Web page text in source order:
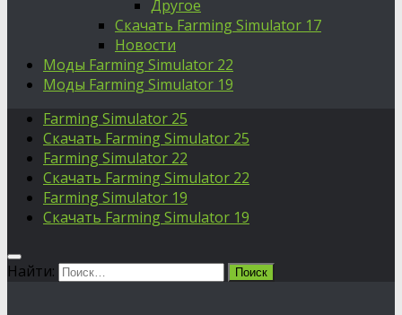
Другое
Скачать Farming Simulator 17
Новости
Моды Farming Simulator 22
Моды Farming Simulator 19
Farming Simulator 25
Скачать Farming Simulator 25
Farming Simulator 22
Скачать Farming Simulator 22
Farming Simulator 19
Скачать Farming Simulator 19
Найти: